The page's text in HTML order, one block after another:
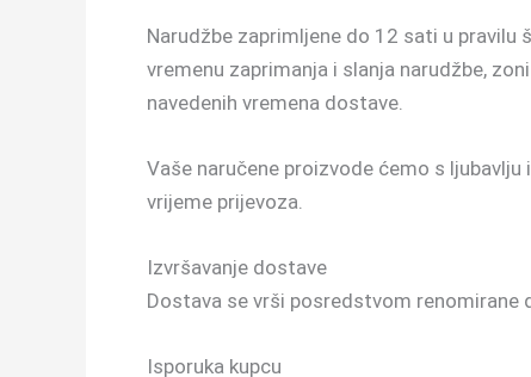
Narudžbe zaprimljene do 12 sati u
vremenu zaprimanja i slanja narudžbe,
navedenih vremena dostave.
Vaše naručene proizvode ćemo s
vrijeme prijevoza.
Izvršavanje dostave
Dostava se vrši posredstvom renomirane
Isporuka kupcu